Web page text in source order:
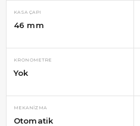
KASA ÇAPI
46 mm
KRONOMETRE
Yok
MEKANIZMA
Otomatik